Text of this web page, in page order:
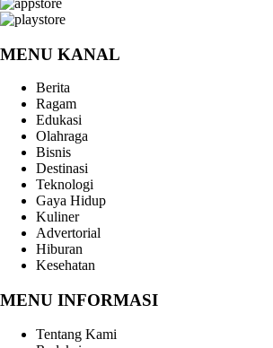
MENU KANAL
Berita
Ragam
Edukasi
Olahraga
Bisnis
Destinasi
Teknologi
Gaya Hidup
Kuliner
Advertorial
Hiburan
Kesehatan
MENU INFORMASI
Tentang Kami